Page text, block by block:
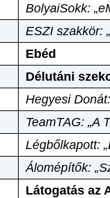
BolyaiSokk:
ESZI szakkör:
Ebéd
Délutáni
Hegyesi
TeamTAG: „A
Légbőlkapott:
Álomépítők:
Látogatás az